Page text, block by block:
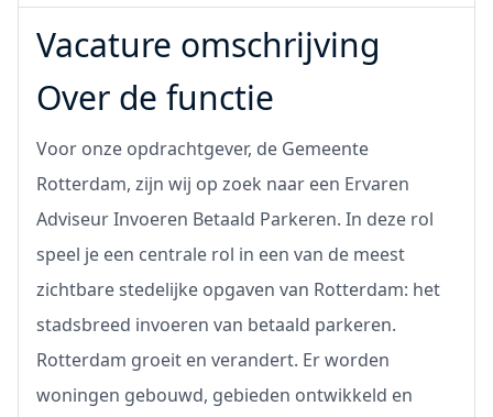
Vacature omschrijving
Over de functie
Voor onze opdrachtgever, de Gemeente
Rotterdam, zijn wij op zoek naar een Ervaren
Adviseur Invoeren Betaald Parkeren. In deze rol
speel je een centrale rol in een van de meest
zichtbare stedelijke opgaven van Rotterdam: het
stadsbreed invoeren van betaald parkeren.
Rotterdam groeit en verandert. Er worden
woningen gebouwd, gebieden ontwikkeld en